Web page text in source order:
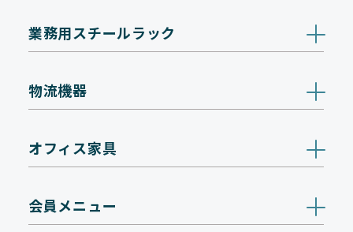
業務用スチールラック
物流機器
オフィス家具
会員メニュー